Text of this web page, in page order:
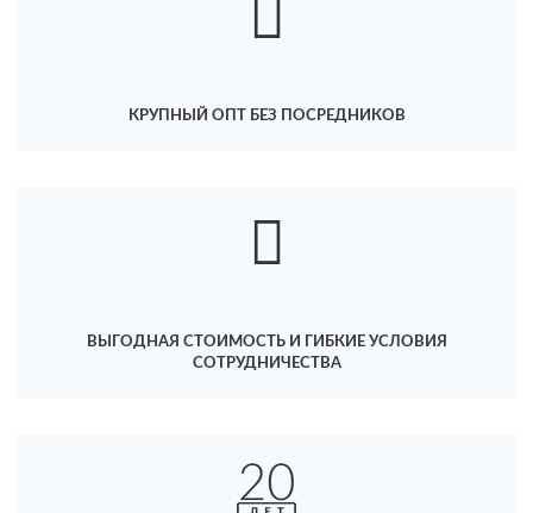
КРУПНЫЙ ОПТ БЕЗ ПОСРЕДНИКОВ
ВЫГОДНАЯ СТОИМОСТЬ И ГИБКИЕ УСЛОВИЯ
СОТРУДНИЧЕСТВА